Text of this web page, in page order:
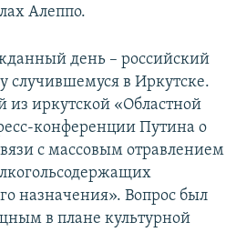
Алеппо.
день – российский
случившемуся в Иркутске.
иркутской «Областной
конференции Путина о
с массовым отравлением
назначения». Вопрос был
в плане культурной